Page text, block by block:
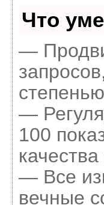
Что
—
—
100
— Все
вечные